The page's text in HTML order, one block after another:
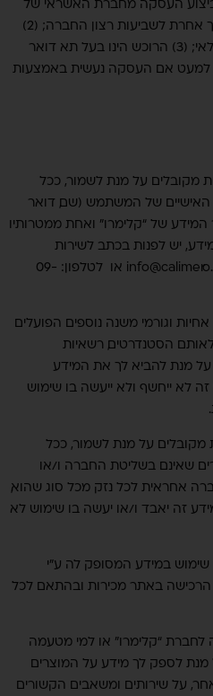
הרוכש ו/או התשלום הוסדר בדרך אחרת לשביעות רצון החברה; (2)
המוצרים המבוקשים נמצאים במלאי; (3) הרוכש הינו בעל תא דואר
למעט אם העסקה נעשית באמצעות
מקובלים על מנת לשמור, ככל
האישיים של המשתמש (שם, דואר
המידע של “קלימרו” ואחת ממטרותיו
יש לפנות בכתב לשירות
הלקוחות של “קלימרו” במייל info@calimero.co.il או לטלפון: 09-
וגורמי משנה נוספים הפועלים
הסטנדרטים, רשאיות
מנת להביא לך את המידע
לא ייחשף ולא ייעשה בו שימוש
מקובלים על מנת לשמור, ככל
שאינם בשליטת החברה ו/או
אחראית לכל נזק מכל סוג שהוא,
זה יאבד ו/או יעשה בו שימוש לא
במידע המסופק לה ע”י
באתר מכירות ובהתאם לכל
לחברת “קלימרו” או למי מטעמה
לספק לך מידע על המוצרים
על שירותים ומשאבים הקשורים